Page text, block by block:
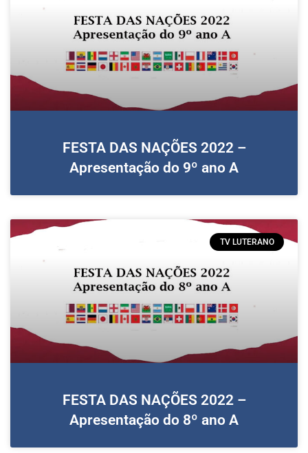
FESTA DAS NAÇÕES 2022 –
Apresentação do 9º ano A
TV LUTERANO
FESTA DAS NAÇÕES 2022 –
Apresentação do 8º ano A